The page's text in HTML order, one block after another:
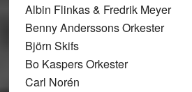
Albin Flinkas & Fredrik Meyer
Benny Anderssons Orkester
Björn Skifs
Bo Kaspers Orkester
Carl Norén